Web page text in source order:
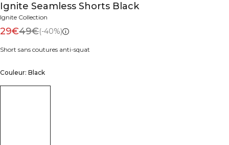
Ignite Seamless Shorts Black
Ignite Collection
29€49€(-40%)
Short sans coutures anti-squat
Couleur: Black